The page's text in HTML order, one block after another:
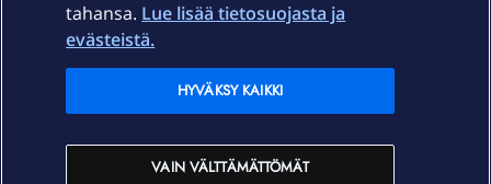
Ajankohtaista
Elisa Oyj
In English
tahansa. Lue lisää tietosuojasta ja
evästeistä.
VAIN VÄLTTÄMÄTTÖMÄT
HYVÄKSY KAIKKI